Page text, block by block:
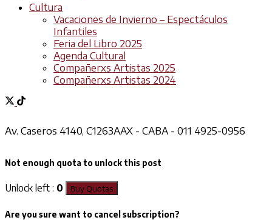
Cultura
Vacaciones de Invierno – Espectáculos
Infantiles
Feria del Libro 2025
Agenda Cultural
Compañerxs Artistas 2025
Compañerxs Artistas 2024
Av. Caseros 4140, C1263AAX - CABA - 011 4925-0956
Not enough quota to unlock this post
Unlock left : 0 Buy Quotas
Are you sure want to cancel subscription?